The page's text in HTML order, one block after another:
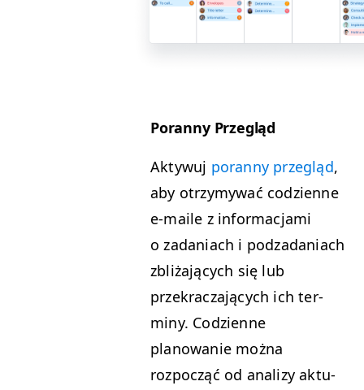
Poran­ny Przegląd
Akty­wuj poran­ny przegląd,
aby otrzymy­wać codzi­enne
e‑maile z infor­ma­c­ja­mi
o zada­ni­ach i podzada­ni­ach
zbliża­ją­cych się lub
przekracza­ją­cych ich ter­
miny. Codzi­enne
planowanie moż­na
rozpocząć od anal­izy aktu­